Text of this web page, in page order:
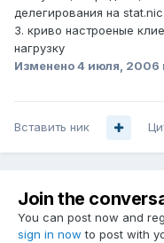
делегирования на
3. криво настроеные
нагрузку
Изменено4 июля, 2006
Вставить ник
Join the
You can post now and
sign in now to post with